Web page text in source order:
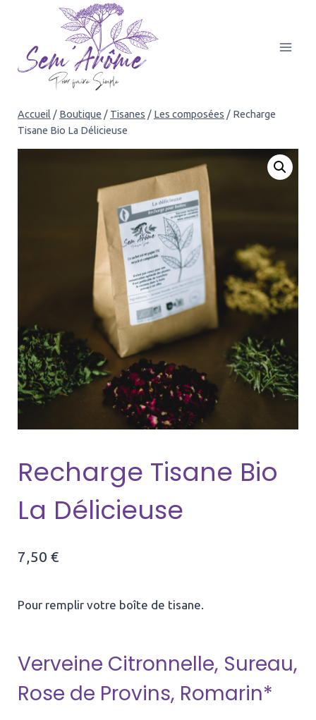
contenu
Accueil / Boutique / Tisanes / Les composées / Recharge
Tisane Bio La Délicieuse
Recharge Tisane Bio
La Délicieuse
7,50 €
Pour remplir votre boîte de tisane.
Verveine Citronnelle, Sureau,
Rose de Provins, Romarin*